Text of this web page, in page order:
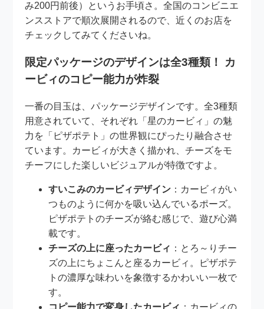
み200円前後）というお手頃さ。全国のコンビニエ
ンスストアで順次展開されるので、近くのお店を
チェックしてみてくださいね。
限定パッケージのデザインは全3種類！ カ
ービィのコピー能力が炸裂
一番の目玉は、パッケージデザインです。全3種類
用意されていて、それぞれ「星のカービィ」の魅
力を「ピザポテト」の世界観にぴったり融合させ
ています。カービィが大きく描かれ、チーズをモ
チーフにした楽しいビジュアルが特徴ですよ。
すいこみのカービィデザイン ：カービィがい
つものように何かを吸い込んでいるポーズ。
ピザポテトのチーズが絡む感じで、遊び心満
載です。
チーズの上に座ったカービィ ：とろ～りチー
ズの上にちょこんと座るカービィ。ピザポテ
トの濃厚な味わいを象徴するかわいい一枚で
す。
コピー能力で変身したカービィ ：カービィの